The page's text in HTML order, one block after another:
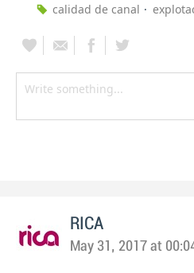
calidad de canal
RICA
May 31, 2017 at